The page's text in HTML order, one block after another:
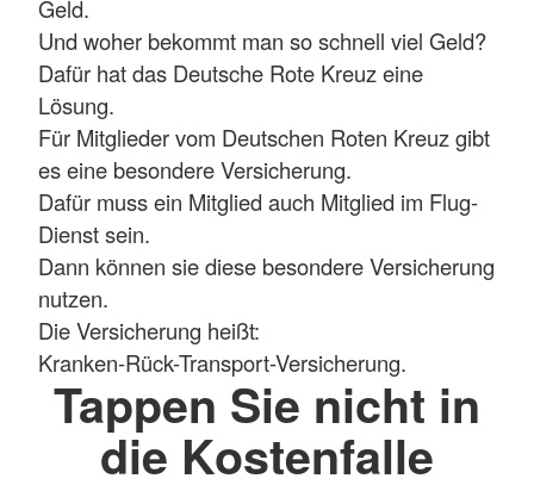
Geld.
Und woher bekommt man so schnell viel Geld?
Dafür hat das Deutsche Rote Kreuz eine
Lösung.
Für Mitglieder vom Deutschen Roten Kreuz gibt
es eine besondere Versicherung.
Dafür muss ein Mitglied auch Mitglied im Flug-
Dienst sein.
Dann können sie diese besondere Versicherung
nutzen.
Die Versicherung heißt:
Kranken-Rück-Transport-Versicherung.
Tappen Sie nicht in
die Kostenfalle